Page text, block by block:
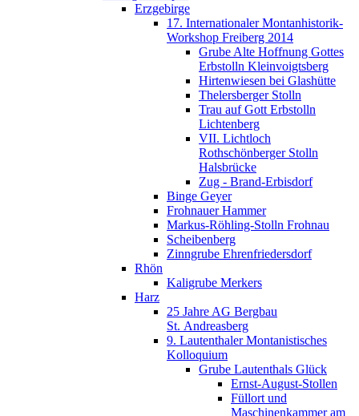
Erzgebirge
17. Internationaler Montanhistorik-
Workshop Freiberg 2014
Grube Alte Hoffnung Gottes
Erbstolln Kleinvoigtsberg
Hirtenwiesen bei Glashütte
Thelersberger Stolln
Trau auf Gott Erbstolln
Lichtenberg
VII. Lichtloch
Rothschönberger Stolln
Halsbrücke
Zug - Brand-Erbisdorf
Binge Geyer
Frohnauer Hammer
Markus-Röhling-Stolln Frohnau
Scheibenberg
Zinngrube Ehrenfriedersdorf
Rhön
Kaligrube Merkers
Harz
25 Jahre AG Bergbau
St. Andreasberg
9. Lautenthaler Montanistisches
Kolloquium
Grube Lautenthals Glück
Ernst-August-Stollen
Füllort und
Maschinenkammer am